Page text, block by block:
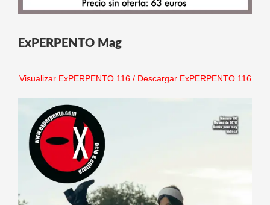
ExPERPENTO Mag
Visualizar ExPERPENTO 116/ Descargar ExPERPENTO 116